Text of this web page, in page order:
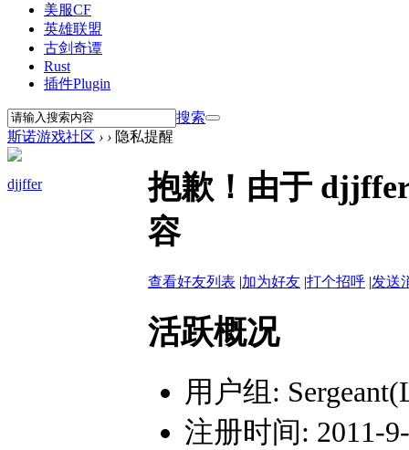
美服CF
英雄联盟
古剑奇谭
Rust
插件Plugin
搜索
斯诺游戏社区 › › 隐私提醒
djjffer
抱歉！由于
容
查看好友列表 |加为好友 |打个招呼 |发送
活跃概况
用户组:
注册时间: 2011-